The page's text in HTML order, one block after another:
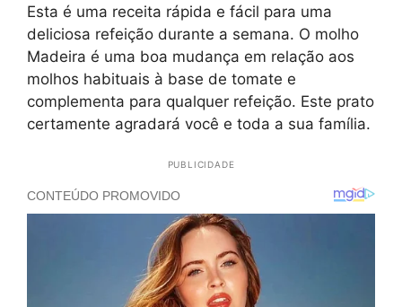
Esta é uma receita rápida e fácil para uma
deliciosa refeição durante a semana. O molho
Madeira é uma boa mudança em relação aos
molhos habituais à base de tomate e
complementa para qualquer refeição. Este prato
certamente agradará você e toda a sua família.
PUBLICIDADE